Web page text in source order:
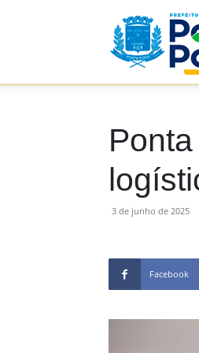
3 de junho de 2025
Facebook